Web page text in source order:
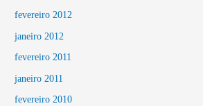
fevereiro 2012
janeiro 2012
fevereiro 2011
janeiro 2011
fevereiro 2010